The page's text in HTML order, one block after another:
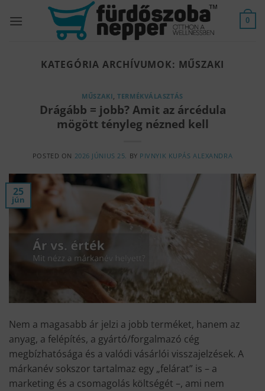
0
KATEGÓRIA ARCHÍVUMOK: MŰSZAKI
MŰSZAKI,TERMÉKVÁLASZTÁS
Drágább = jobb? Amit az árcédula
mögött tényleg nézned kell
POSTED ON 2026 JÚNIUS 25. BY PIVNYIK KUPÁS ALEXANDRA
25
jún
Nem a magasabb ár jelzi a jobb terméket, hanem az
anyag, a felépítés, a gyártó/forgalmazó cég
megbízhatósága és a valódi vásárlói visszajelzések. A
márkanév sokszor tartalmaz egy „felárat” is – a
marketing és a csomagolás költségét –, ami nem